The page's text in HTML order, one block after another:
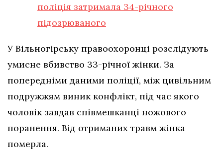
поліція затримала 34-річного
підозрюваного
У Вільногірську правоохоронці розслідують
умисне вбивство 33-річної жінки. За
попередніми даними поліції, між цивільним
подружжям виник конфлікт, під час якого
чоловік завдав співмешканці ножового
поранення. Від отриманих травм жінка
померла.